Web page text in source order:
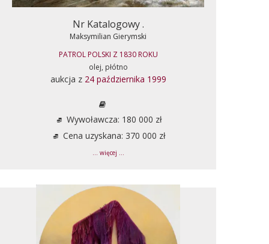
Nr Katalogowy .
Maksymilian Gierymski
PATROL POLSKI Z 1830 ROKU
olej, płótno
aukcja z 24 października 1999
Wywoławcza: 180 000 zł
Cena uzyskana: 370 000 zł
... więcej ...